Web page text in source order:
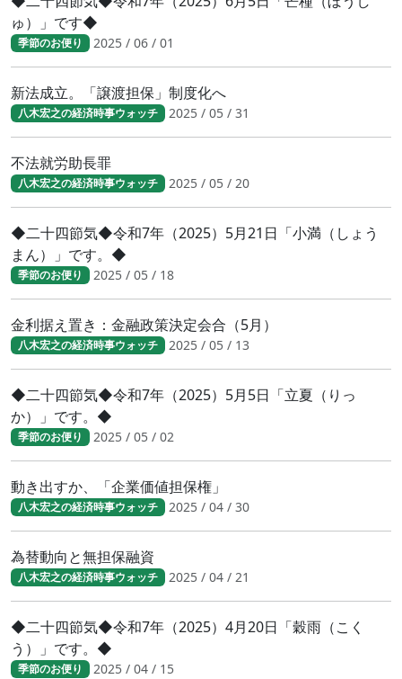
ゅ）」です◆
季節のお便り 2025 / 06 / 01
新法成立。「譲渡担保」制度化へ
八木宏之の経済時事ウォッチ 2025 / 05 / 31
不法就労助長罪
八木宏之の経済時事ウォッチ 2025 / 05 / 20
◆二十四節気◆令和7年（2025）5月21日「小満（しょう
まん）」です。◆
季節のお便り 2025 / 05 / 18
金利据え置き：金融政策決定会合（5月）
八木宏之の経済時事ウォッチ 2025 / 05 / 13
◆二十四節気◆令和7年（2025）5月5日「立夏（りっ
か）」です。◆
季節のお便り 2025 / 05 / 02
動き出すか、「企業価値担保権」
八木宏之の経済時事ウォッチ 2025 / 04 / 30
為替動向と無担保融資
八木宏之の経済時事ウォッチ 2025 / 04 / 21
◆二十四節気◆令和7年（2025）4月20日「穀雨（こく
う）」です。◆
季節のお便り 2025 / 04 / 15